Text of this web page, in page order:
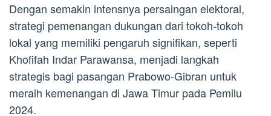
Dengan semakin intensnya persaingan elektoral,
strategi pemenangan dukungan dari tokoh-tokoh
lokal yang memiliki pengaruh signifikan, seperti
Khofifah Indar Parawansa, menjadi langkah
strategis bagi pasangan Prabowo-Gibran untuk
meraih kemenangan di Jawa Timur pada Pemilu
2024.